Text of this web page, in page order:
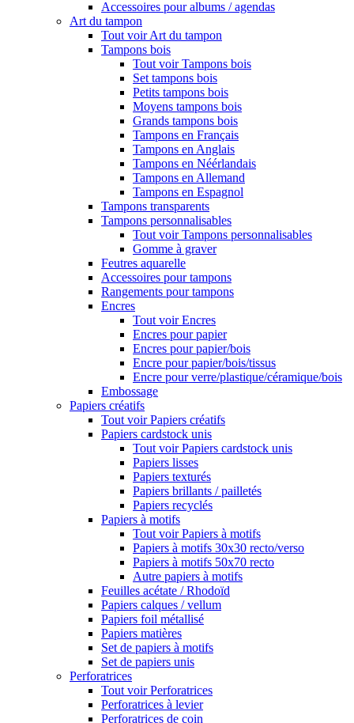
Accessoires pour albums / agendas
Art du tampon
Tout voir Art du tampon
Tampons bois
Tout voir Tampons bois
Set tampons bois
Petits tampons bois
Moyens tampons bois
Grands tampons bois
Tampons en Français
Tampons en Anglais
Tampons en Néérlandais
Tampons en Allemand
Tampons en Espagnol
Tampons transparents
Tampons personnalisables
Tout voir Tampons personnalisables
Gomme à graver
Feutres aquarelle
Accessoires pour tampons
Rangements pour tampons
Encres
Tout voir Encres
Encres pour papier
Encres pour papier/bois
Encre pour papier/bois/tissus
Encre pour verre/plastique/céramique/bois
Embossage
Papiers créatifs
Tout voir Papiers créatifs
Papiers cardstock unis
Tout voir Papiers cardstock unis
Papiers lisses
Papiers texturés
Papiers brillants / pailletés
Papiers recyclés
Papiers à motifs
Tout voir Papiers à motifs
Papiers à motifs 30x30 recto/verso
Papiers à motifs 50x70 recto
Autre papiers à motifs
Feuilles acétate / Rhodoïd
Papiers calques / vellum
Papiers foil métallisé
Papiers matières
Set de papiers à motifs
Set de papiers unis
Perforatrices
Tout voir Perforatrices
Perforatrices à levier
Perforatrices de coin